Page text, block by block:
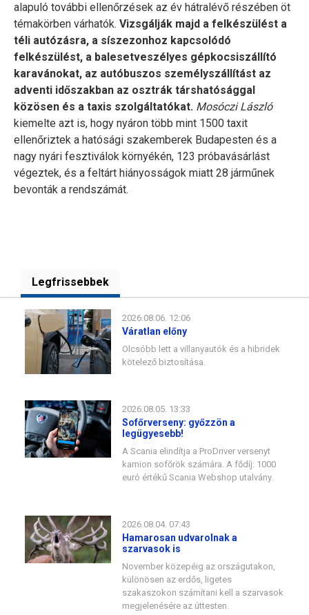
alapuló további ellenőrzések az év hátralévő részében öt
témakörben várhatók. Vizsgálják majd a felkészülést a
téli autózásra, a síszezonhoz kapcsolódó
felkészülést, a balesetveszélyes gépkocsiszállító
karavánokat, az autóbuszos személyszállítást az
adventi időszakban az osztrák társhatósággal
közösen és a taxis szolgáltatókat. Mosóczi László
kiemelte azt is, hogy nyáron több mint 1500 taxit
ellenőriztek a hatósági szakemberek Budapesten és a
nagy nyári fesztiválok környékén, 123 próbavásárlást
végeztek, és a feltárt hiányosságok miatt 28 járműnek
bevonták a rendszámát.
Legfrissebbek
2026.08.06. 12:06
Váratlan előny
Olcsóbb lett a villanyautók és a hibridek
kötelező biztosítása.
2026.08.05. 13:33
Sofőrverseny: győzzön a
legügyesebb!
A Scania elindítja a ProDriver versenyt
kamion sofőrök számára. A fődíj: 1000
euró értékű Scania Webshop utalvány.
2026.08.04. 07:43
Hamarosan udvarolnak a
szarvasok is
November közepéig az országutakon,
különösen az erdős, ligetes
szakaszokon számítani kell a szarvasok
megjelenésére az úttesten.